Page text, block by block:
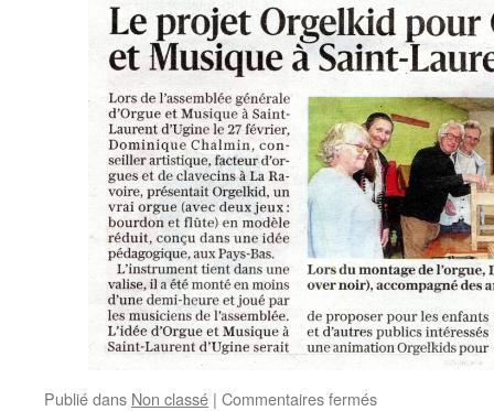
Publié dans Non classé | Commentaires ferméssur